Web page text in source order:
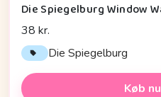
Die Spiegelburg Window
38 kr.
Die Spiegelburg
Køb nu